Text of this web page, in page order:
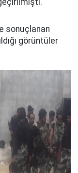
sonuçlanan
görüntüler